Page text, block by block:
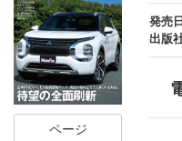
ページ
発売
出版